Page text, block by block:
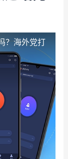
？海外党打